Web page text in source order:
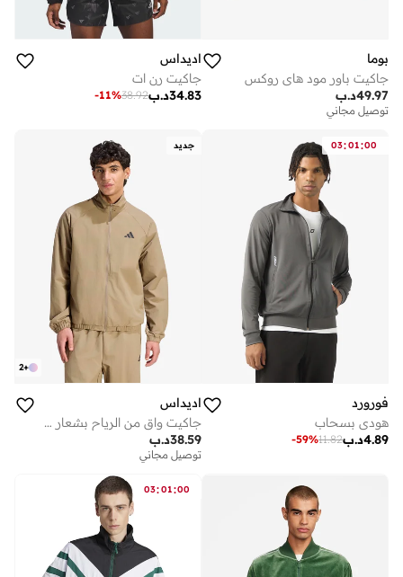
بوما
جاكيت باور مود هاي روكس
د.ب49.97
توصيل مجاني
اديداس
جاكيت رن ات
د.ب34.83
38.92
-11%
03:01:00
فورورد
هودي بسحاب
د.ب4.89
11.82
-59%
جديد
+
2
اديداس
جاكيت واقٍ من الرياح بشعار أساسي صغير
د.ب38.59
توصيل مجاني
03:01:00